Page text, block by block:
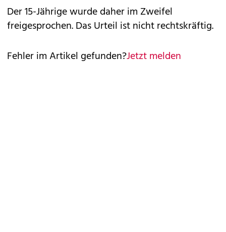
Der 15-Jährige wurde daher im Zweifel
freigesprochen. Das Urteil ist nicht rechtskräftig.
Fehler im Artikel gefunden?Jetzt melden